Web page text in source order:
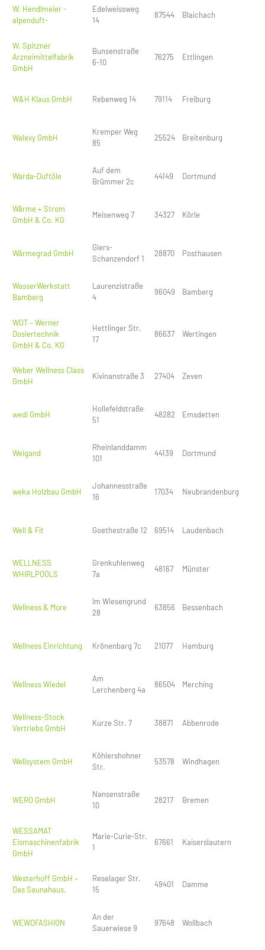
W. Hendlmeier -
alpenduft-
Edelweissweg
14
87544 Blaichach
W. Spitzner
Arzneimittelfabrik
GmbH
Bunsenstraße
6-10
76275 Ettlingen
W&H Klaus GmbH Rebenweg 14 79114 Freiburg
Walexy GmbH
Kremper Weg
85
25524 Breitenburg
Warda-Duftöle
Auf dem
Brümmer 2c
44149 Dortmund
Wärme + Strom
GmbH & Co. KG
Meisenweg 7 34327 Körle
Wärmegrad GmbH
Giers-
Schanzendorf 1
28870 Posthausen
WasserWerkstatt
Bamberg
Laurenzistraße
4
96049 Bamberg
WDT – Werner
Dosiertechnik
GmbH & Co. KG
Hettlinger Str.
17
86637 Wertingen
Weber Wellness Class
GmbH
Kivinanstraße 3 27404 Zeven
wedi GmbH
Hollefeldstraße
51
48282 Emsdetten
Weigand
Rheinlanddamm
101
44139 Dortmund
weka Holzbau GmbH
Johannesstraße
16
17034 Neubrandenburg
Well & Fit Goethestraße 12 69514 Laudenbach
WELLNESS
WHIRLPOOLS
Grenkuhlenweg
7a
48167 Münster
Wellness & More
Im Wiesengrund
28
63856 Bessenbach
Wellness Einrichtung Krönenbarg 7c 21077 Hamburg
Wellness Wiedel
Am
Lerchenberg 4a
86504 Merching
Wellness-Stock
Vertriebs GmbH
Kurze Str. 7 38871 Abbenrode
Wellsystem GmbH
Köhlershohner
Str.
53578 Windhagen
WERO GmbH
Nansenstraße
10
28217 Bremen
WESSAMAT
Eismaschinenfabrik
GmbH
Marie-Curie-Str.
1
67661 Kaiserslautern
Westerhoff GmbH –
Das Saunahaus.
Reselager Str.
15
49401 Damme
WEWOFASHION
An der
Sauerwiese 9
97648 Wollbach